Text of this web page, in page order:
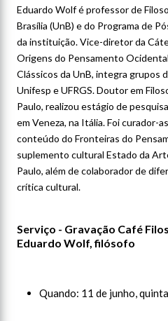
Eduardo Wolf é professor de
Brasília (UnB) e do Programa de
da instituição. Vice-diretor da
Origens do Pensamento
Clássicos da UnB, integra grupos
Unifesp e UFRGS. Doutor em
Paulo, realizou estágio de
em Veneza, na Itália. Foi curador-
conteúdo do Fronteiras do
suplemento cultural Estado da
Paulo, além de colaborador de
crítica cultural.
Serviço - Gravação Café
Eduardo Wolf, filósofo
Quando: 11 de junho,